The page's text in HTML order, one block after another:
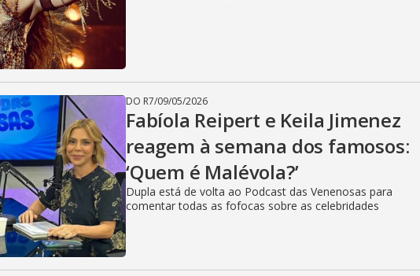
DO R7/09/05/2026
Fabíola Reipert e Keila Jimenez
reagem à semana dos famosos:
‘Quem é Malévola?’
Dupla está de volta ao Podcast das Venenosas para
comentar todas as fofocas sobre as celebridades